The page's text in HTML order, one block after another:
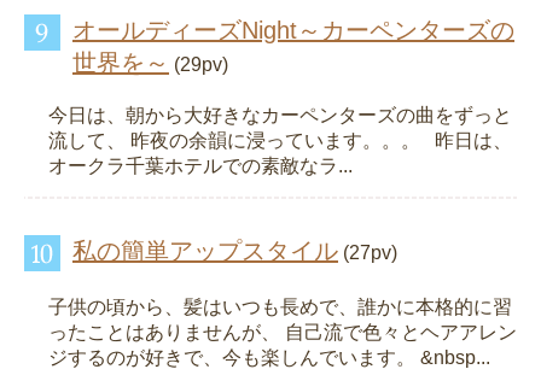
オールディーズNight～カーペンターズの
世界を～ (29pv)
今日は、朝から大好きなカーペンターズの曲をずっと
流して、 昨夜の余韻に浸っています。。。 昨日は、
オークラ千葉ホテルでの素敵なラ...
私の簡単アップスタイル (27pv)
子供の頃から、髪はいつも長めで、誰かに本格的に習
ったことはありませんが、 自己流で色々とヘアアレン
ジするのが好きで、今も楽しんでいます。 &nbsp...